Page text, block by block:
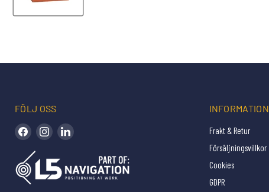
FÖLJ OSS
Hitta oss på Facebook
Hitta oss på Instagram
INFORMATION
Frakt & Retur
Försäljningsvillkor
Cookies
GDPR